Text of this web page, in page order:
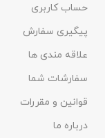
حساب کاربری
پیگیری سفارش
علاقه مندی ها
سفارشات شما
قوانین و مقررات
درباره ما